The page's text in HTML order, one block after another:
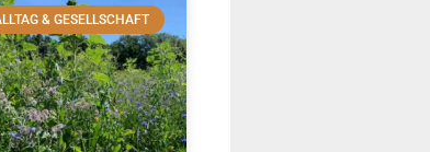
& GESELLSCHAFT